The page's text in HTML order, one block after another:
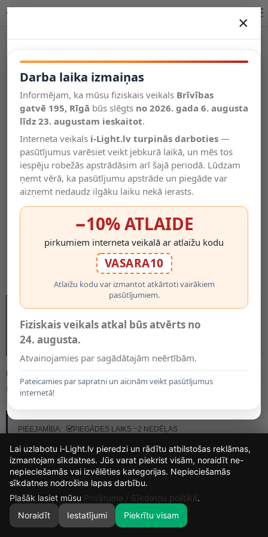
Salīdzināt
Vēlmju
saraksts
Valodas
0
MODELIS:
68.45€
PIEEJAMĪBA:
PIEGĀDES LAIKS ~2 NEDĒĻAS
×
Darba laika izmaiņas
Informējam, ka mūsu fiziskais veikals Brīvības
gatvē 195, Rīgā būs slēgts no 2026. gada 6. augusta
līdz 23. augustam ieskaitot.
Interneta veikals i-Light.lv turpinās darboties —
pasūtījumus varēsiet veikt jebkurā laikā, un mēs tos
iespēju robežās apstrādāsim arī šajā periodā. Lūdzam
ņemt vērā, ka pasūtījumu apstrāde un piegāde var
aizņemt nedaudz ilgāku laiku nekā ierasts.
−10% ATLAIDE
pirkumiem interneta veikalā ar atlaižu kodu
VASARA10
Atlaižu kodu var izmantot atkārtoti vairākiem
pasūtījumiem.
Fiziskais veikals atkal būs atvērts no
24. augusta.
Atvainojamies par sagādātajām neērtībām.
Pateicamies par sapratni un aicinām veikt pasūtījumus
internetā!
15
DIENAS
13
STUNDAS
6
MIN.
14
Lai uzlabotu i-Light.lv pieredzi un rādītu atbilstošas reklāmas,
izmantojam sīkdatnes. Jūs varat piekrist visām, noraidīt ne-
nepieciešamās vai izvēlēties kategorijas. Nepieciešamās
sīkdatnes nodrošina lapas darbību.
Plašāk lasiet mūsu Privātuma / Sīkdatņu politikā.
Noraidīt
Iestatījumi Piekrītu visam